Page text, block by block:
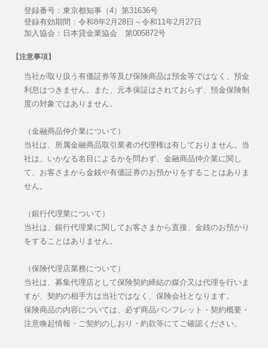
登録番号：東京都知事（4）第31636号
登録有効期間：令和8年2月28日～令和11年2月27日
加入協会：日本貸金業協会 第005872号
【注意事項】
当社が取り扱う有価証券等及び保険商品は預金等ではなく、預金
利息はつきません。また、元本保証はされておらず、預金保険制
度の対象ではありません。
（金融商品仲介業について）
当社は、所属金融商品取引業者の代理権は有しておりません。当
社は、いかなる名目によるかを問わず、金融商品仲介業に関し
て、お客さまから金銭や有価証券のお預かりをすることはありま
せん。
（銀行代理業について）
当社は、銀行代理業に関してお客さまから直接、金銭のお預かり
をすることはありません。
（保険代理店業務について）
当社は、募集代理店として保険契約締結の媒介又は代理を行いま
すが、契約の相手方は当社ではなく、保険会社となります。
保険商品の内容については、必ず商品パンフレット・契約概要・
注意喚起情報・ご契約のしおり・約款等にてご確認ください。